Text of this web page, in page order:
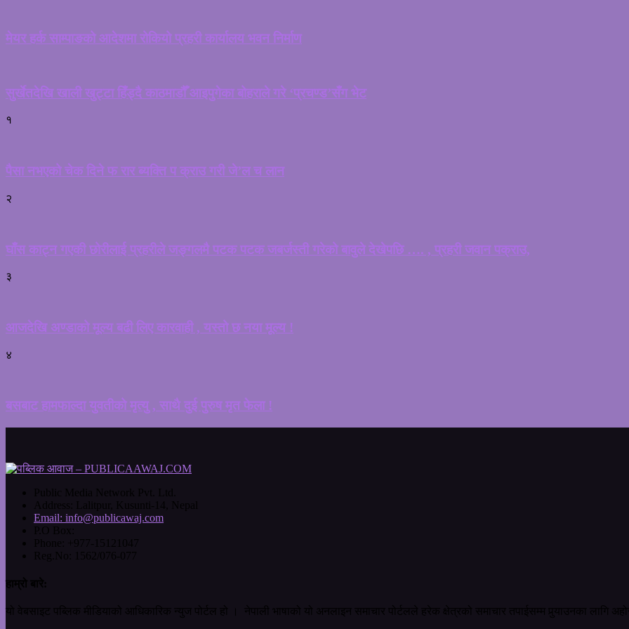
मेयर हर्क साम्पाङको आदेशमा रोकियो प्रहरी कार्यालय भवन निर्माण
सुर्खेतदेखि खाली खुट्टा हिँड्दै काठमाडौँ आइपुगेका बोहराले गरे ‘प्रचण्ड’सँग भेट
१
पैसा नभएको चेक दिने फ रार ब्यक्ति प क्राउ गरी जे’ल च लान
२
घाँस काट्न गएकी छोरीलाई प्रहरीले जङ्गलमै पटक पटक जबर्जस्ती गरेको बावुले देखेपछि …. , प्रहरी जवान पक्राउ,
३
आजदेखि अण्डाको मूल्य बढी लिए कारवाही , यस्तो छ नया मूल्य !
४
बसबाट हामफाल्दा युवतीको मृत्यु , साथै दुई पुरुष मृत फेला !
Email: info@publicawaj.com